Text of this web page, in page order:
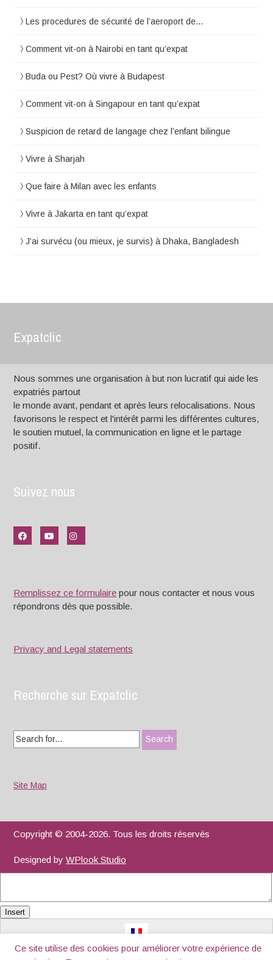
Les procedures de sécurité de l’aeroport de…
Comment vit-on à Nairobi en tant qu’expat
Buda ou Pest? Où vivre à Budapest
Comment vit-on à Singapour en tant qu’expat
Suspicion de retard de langage chez l’enfant bilingue
Vivre à Sharjah
Que faire à Milan avec les enfants
Vivre à Jakarta en tant qu’expat
J’ai survécu (ou mieux, je survis) à Dhaka, Bangladesh
Expatclic
Nous sommes une organisation à but non lucratif qui aide les
expatriés partout
le monde avant, pendant et après leurs relocalisations. Nous
favorisons le respect et l'intérêt parmi les différentes cultures,
le soutien mutuel, la communication en ligne et le partage
positif.
Suivez nous
Remplissez ce formulaire pour nous contacter et nous vous
répondrons dès que possible.
Privacy and Legal statements
Recherche sur Expatclic
Search
for:
Site Map
Copyright © 2004-2026. Tous les droits réservés
Designed byWPlook Studio
Ce site utilise des cookies pour améliorer votre expérience de
Insert